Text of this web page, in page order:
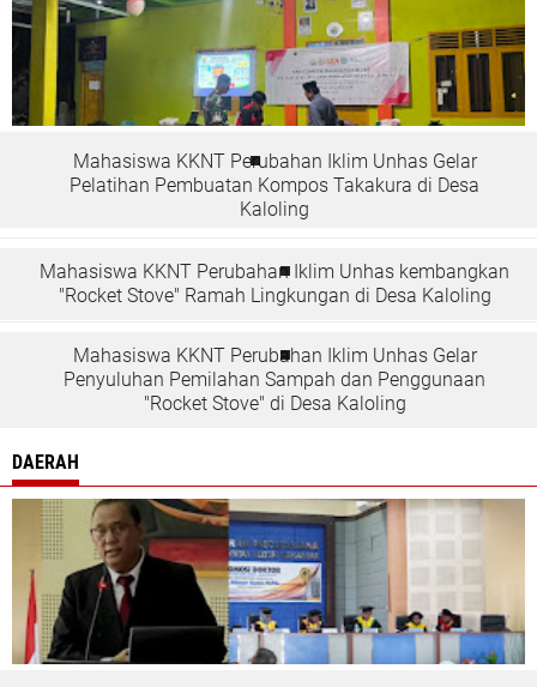
Mahasiswa KKNT Perubahan Iklim Unhas Gelar
Pelatihan Pembuatan Kompos Takakura di Desa
Kaloling
Mahasiswa KKNT Perubahan Iklim Unhas kembangkan
"Rocket Stove" Ramah Lingkungan di Desa Kaloling
Mahasiswa KKNT Perubahan Iklim Unhas Gelar
Penyuluhan Pemilahan Sampah dan Penggunaan
"Rocket Stove" di Desa Kaloling
DAERAH